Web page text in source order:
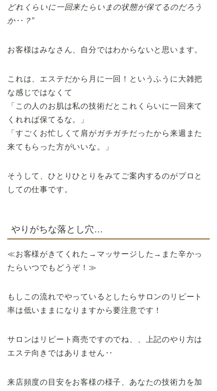
どれくらいに一回来たらいまの状態が保てるのだろう
か‥？”
お客様はみなさん、自分ではわからないと思います。
これは、エステだから月に一回！というふうに大雑把
な感じではなくて
「この人のお肌は私の技術だとこれくらいに一回来て
くれれば保てるな。」
「すごくお忙しくて肩がガチガチだったから来週また
来てもらった方がいいな。」
そうして、ひとりひとりをみてご案内するのがプロと
しての仕事です。
やりがちな落とし穴…
≪お客様がきてくれた→マッサージした→また辛かっ
たらいつでもどうぞ！≫
もしこの流れでやっているとしたらサロンのリピート
率は低いままになりますから要注意です！
サロンはリピート商売ですのでね、、上記のやり方は
エステ向きではありません‥
来店頻度の目安をお客様の様子、あなたの技術力を加